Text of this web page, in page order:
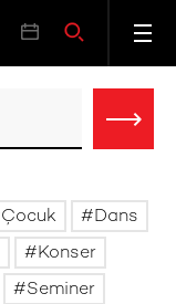
Çocuk
Dans
Konser
Seminer